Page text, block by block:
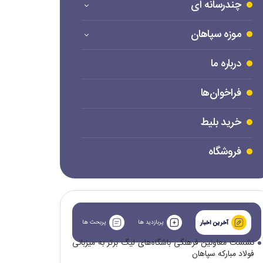
چندرسانه ای
موزه سپاهان
درباره ما
فراخوان‌ها
خرید بلیط
فروشگاه
آخرین اخبار پربازدید ها پربحث ها
نشست معاونین فرهنگی باشگاه‌های لیگ برتر به میزبانی
فولاد مبارکه سپاهان